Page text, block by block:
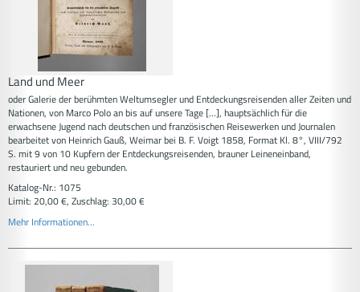
Land und Meer
oder Galerie der berühmten Weltumsegler und Entdeckungsreisenden aller Zeiten und
Nationen, von Marco Polo an bis auf unsere Tage [...], hauptsächlich für die
erwachsene Jugend nach deutschen und französischen Reisewerken und Journalen
bearbeitet von Heinrich Gauß, Weimar bei B. F. Voigt 1858, Format Kl. 8°, VIII/792
S. mit 9 von 10 Kupfern der Entdeckungsreisenden, brauner Leineneinband,
restauriert und neu gebunden.
Katalog-Nr.: 1075
Limit: 20,00 €, Zuschlag: 30,00 €
Mehr Informationen...